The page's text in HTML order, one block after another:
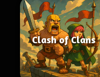
Clash of Clans